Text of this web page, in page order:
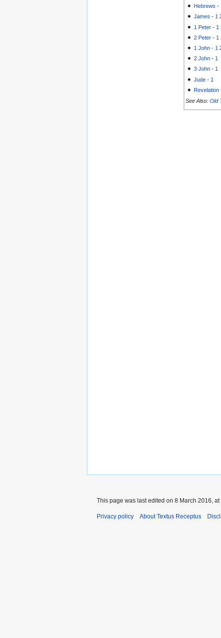
Hebrews -
James -1
1 Peter - 1
2 Peter - 1
1 John - 1
2 John - 1
3 John -1
Jude - 1
Revelation
See Also: Old
This page was last edited on 8 March 2016, at
Privacy policy About Textus Receptus